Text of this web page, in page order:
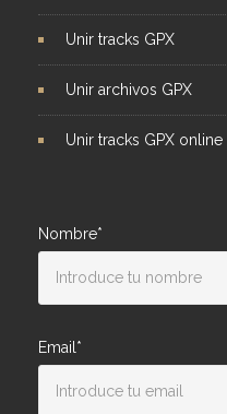
Unir tracks GPX
Unir archivos GPX
Unir tracks GPX online
Nombre*
Email*